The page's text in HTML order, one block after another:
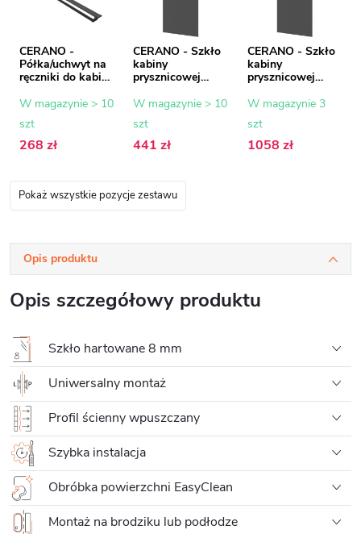
CERANO -
Półka/uchwyt na
ręczniki do kabiny
walk-in - 8-10
- 30 do 160 cm
W magazynie > 10
szt
268 zł
CERANO - Szkło
kabiny
prysznicowej
szkło grafitowe -
W magazynie > 10
szt
441 zł
CERANO - Szkło
kabiny
prysznicowej
szkło grafitowe -
W magazynie 3
szt
1058 zł
Pokaż wszystkie pozycje zestawu
Opis produktu
Opis szczegółowy produktu
Szkło hartowane 8 mm
Uniwersalny montaż
Profil ścienny wpuszczany
Szybka instalacja
Obróbka powierzchni EasyClean
Montaż na brodziku lub podłodze